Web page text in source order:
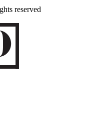
reserved